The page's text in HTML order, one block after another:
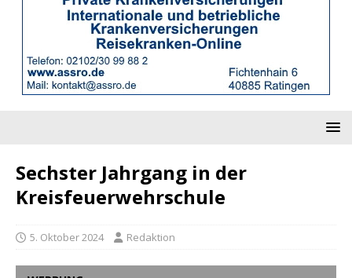
Sechster Jahrgang in der
Kreisfeuerwehrschule
5. Oktober 2024 Redaktion